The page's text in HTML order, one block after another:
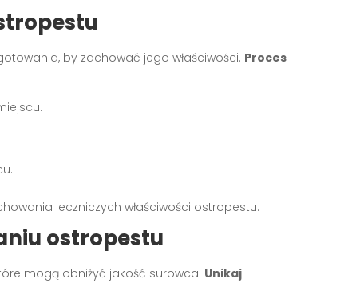
by zachować jego właściwości. Proces
leczniczych właściwości ostropestu.
ostropestu
mogą obniżyć jakość surowca. Unikaj